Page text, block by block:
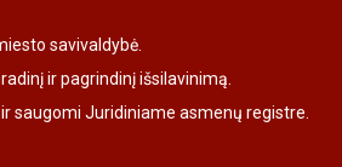
savivaldybė.
ir pagrindinį išsilavinimą.
saugomi Juridiniame asmenų registre.